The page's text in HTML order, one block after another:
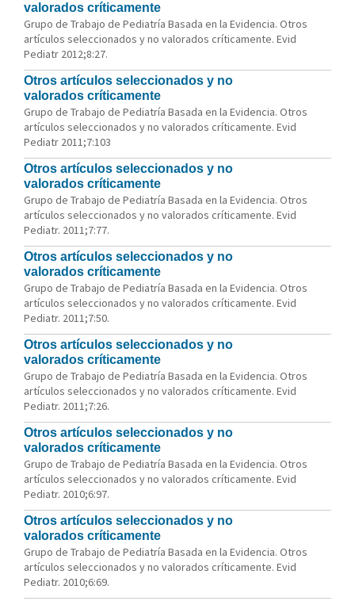
valorados críticamente
Grupo de Trabajo de Pediatría Basada en la Evidencia. Otros
artículos seleccionados y no valorados críticamente. Evid
Pediatr 2012;8:27.
Otros artículos seleccionados y no
valorados críticamente
Grupo de Trabajo de Pediatría Basada en la Evidencia. Otros
artículos seleccionados y no valorados críticamente. Evid
Pediatr 2011;7:103
Otros artículos seleccionados y no
valorados críticamente
Grupo de Trabajo de Pediatría Basada en la Evidencia. Otros
artículos seleccionados y no valorados críticamente. Evid
Pediatr. 2011;7:77.
Otros artículos seleccionados y no
valorados críticamente
Grupo de Trabajo de Pediatría Basada en la Evidencia. Otros
artículos seleccionados y no valorados críticamente. Evid
Pediatr. 2011;7:50.
Otros artículos seleccionados y no
valorados críticamente
Grupo de Trabajo de Pediatría Basada en la Evidencia. Otros
artículos seleccionados y no valorados críticamente. Evid
Pediatr. 2011;7:26.
Otros artículos seleccionados y no
valorados críticamente
Grupo de Trabajo de Pediatría Basada en la Evidencia. Otros
artículos seleccionados y no valorados críticamente. Evid
Pediatr. 2010;6:97.
Otros artículos seleccionados y no
valorados críticamente
Grupo de Trabajo de Pediatría Basada en la Evidencia. Otros
artículos seleccionados y no valorados críticamente. Evid
Pediatr. 2010;6:69.